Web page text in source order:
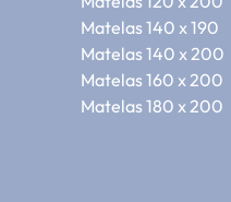
Matelas 140 x 190
Matelas 140 x 200
Matelas 160 x 200
Matelas 180 x 200